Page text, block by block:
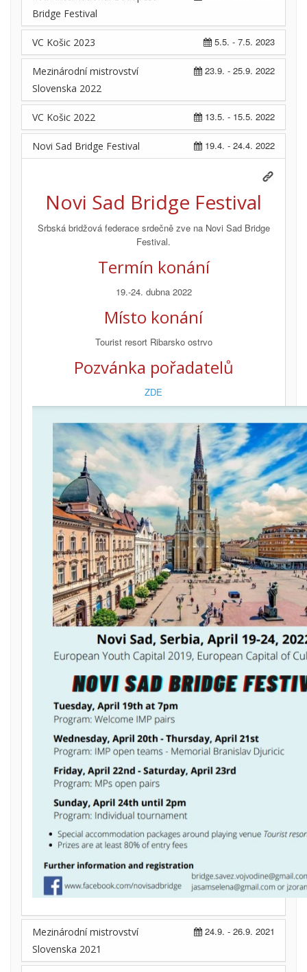
Bridge Festival
5.5. - 7.5. 2023
VC Košic 2023
23.9. - 25.9. 2022
Mezinárodní mistrovství
Slovenska 2022
13.5. - 15.5. 2022
VC Košic 2022
19.4. - 24.4. 2022
Novi Sad Bridge Festival
Novi Sad Bridge Festival
Srbská bridžová federace srdečně zve na Novi Sad Bridge
Festival.
Termín konání
19.-24. dubna 2022
Místo konání
Tourist resort Ribarsko ostrvo
Pozvánka pořadatelů
ZDE
24.9. - 26.9. 2021
Mezinárodní mistrovství
Slovenska 2021